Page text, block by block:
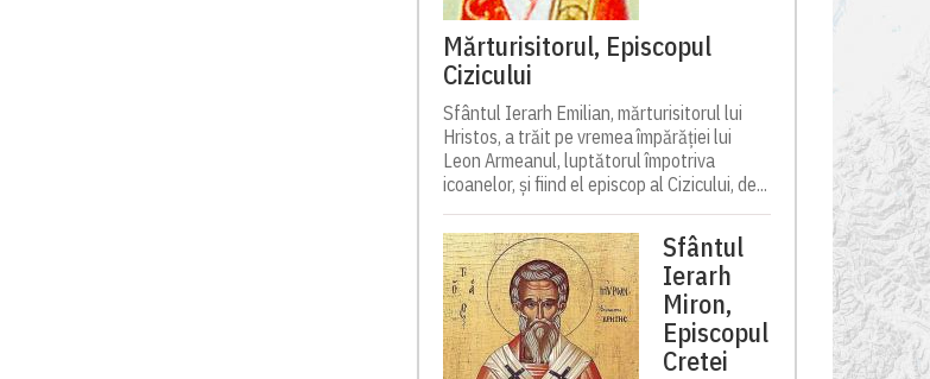
Mărturisitorul, Episcopul
Cizicului
Sfântul Ierarh Emilian, mărturisitorul lui
Hristos, a trăit pe vremea împărăției lui
Leon Armeanul, luptătorul împotriva
icoanelor, și fiind el episcop al Cizicului, de...
Sfântul
Ierarh
Miron,
Episcopul
Cretei